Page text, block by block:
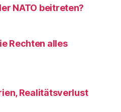
NATO beitreten?
Rechten alles
Realitätsverlust